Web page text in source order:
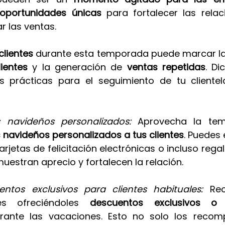
oportunidades únicas para fortalecer las
las ventas.
durante esta temporada puede marcar
y la generación de ventas repetidas.
prácticas para el seguimiento de tu
navideños personalizados: Aprovecha la
personalizados a tus clientes.
de felicitación electrónicas o incluso
aprecio y fortalecen la relación.
exclusivos para clientes habituales:
ofreciéndoles descuentos exclusivos o
las vacaciones. Esto no solo los